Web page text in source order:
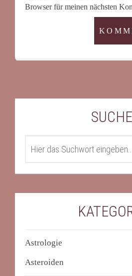
Browser für meinen nächsten
SUCHE
Astrologie
Asteroiden